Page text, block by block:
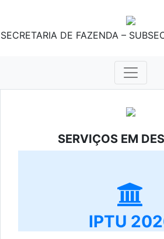
SECRETARIA DE FAZENDA –
SERVIÇOS EM
IPTU